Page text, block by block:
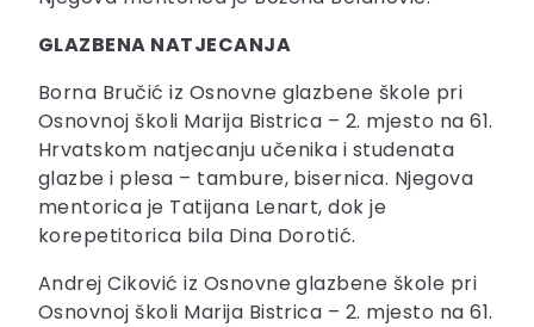
GLAZBENA NATJECANJA
Borna Bručić iz Osnovne glazbene škole pri
Osnovnoj školi Marija Bistrica – 2. mjesto na 61.
Hrvatskom natjecanju učenika i studenata
glazbe i plesa – tambure, bisernica. Njegova
mentorica je Tatijana Lenart, dok je
korepetitorica bila Dina Dorotić.
Andrej Ciković iz Osnovne glazbene škole pri
Osnovnoj školi Marija Bistrica – 2. mjesto na 61.